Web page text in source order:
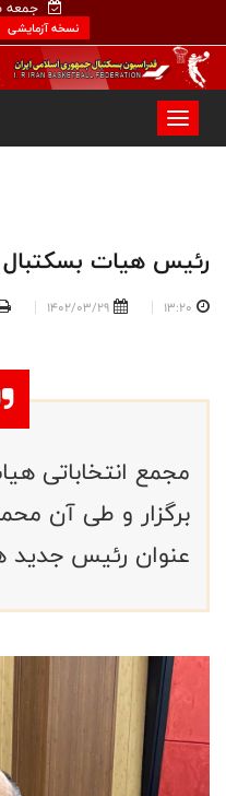
جمعه
نسخه آزمایشی
رئیس هیات بسکتبال
13:20
1402/03/29
مجمع انتخاباتی
برگزار و طی آن
عنوان رئیس